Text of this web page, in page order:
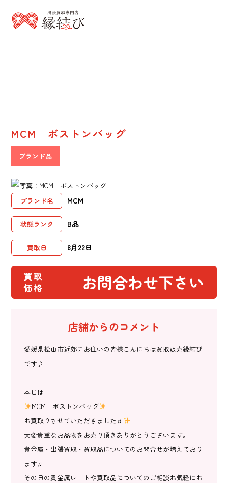
MCM ボストンバッグ
ブランド品
ブランド名 MCM
状態ランク B品
買取日 8月22日
買取
価格
お問合わせ下さい
店舗からのコメント
愛媛県松山市近郊にお住いの皆様こんにちは買取販売縁結び
です♪
本日は
MCM ボストンバッグ
お買取りさせていただきました♬
大変貴重なお品物をお売り頂きありがとうございます。
貴金属・出張買取・買取品についてのお問合せが増えており
ます♫
その日の貴金属レートや買取品についてのご相談お気軽にお